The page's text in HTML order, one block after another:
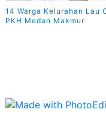
14 Warga Kelurahan Lau
PKH Medan Makmur